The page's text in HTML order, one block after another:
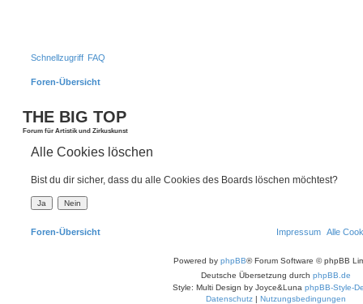
Schnellzugriff FAQ
Foren-Übersicht
THE BIG TOP
Forum für Artistik und Zirkuskunst
Alle Cookies löschen
Bist du dir sicher, dass du alle Cookies des Boards löschen möchtest?
Foren-Übersicht Alle
Impressum
Powered by phpBB® Forum Software © phpBB
Deutsche Übersetzung durch phpBB.de
Style: Multi Design by Joyce&Luna phpBB-Style-
Datenschutz | Nutzungsbedingungen